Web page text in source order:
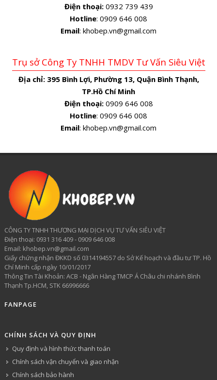
Điện thoại:0932 739 439
Hotline: 0909 646 008
Email: khobep.vn@gmail.com
Trụ sở Công Ty TNHH TMDV Tư Vấn Siêu Việt
Địa chỉ: 395 Bình Lợi, Phường 13, Quận Bình Thạnh,
TP.Hồ Chí Minh
Điện thoại:0909 646 008
Hotline: 0909 646 008
Email: khobep.vn@gmail.com
CÔNG TY TNHH THƯƠNG MẠI DỊCH VỤ TƯ VẤN SIÊU VIỆT
​Điện thoại: 0931 316 409 - 0909 646 008
Email: khobep.vn@gmail.com
Giấy chứng nhận ĐKKD số 0314194557 do Sở Kế hoạch và đầu tư TP. Hồ
Chí Minh cấp ngày 10/01/2017
Thông Tin Tài Khoản: ACB - Ngân Hàng TMCP Á Châu chi nhánh Bình
Thạnh Tp.HCM, STK 66996666
FANPAGE
CHÍNH SÁCH VÀ QUY ĐỊNH
Quy định và hình thức thanh toán
Chính sách vận chuyển và giao nhận
Chính sách bảo hành